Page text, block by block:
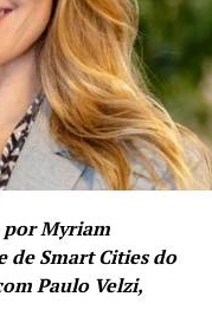
por Myriam
de Smart Cities do
Paulo Velzi,